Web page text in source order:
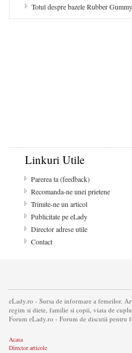
Totul despre bazele Rubber
Linkuri Utile
Parerea ta (feedback)
Recomanda-ne unei prietene
Trimite-ne un articol
Publicitate pe eLady
Director adrese utile
Contact
eLady.ro - Sursa de informare a femeilor.
regim si diete, familie si copii, viata de
Forum eLady.ro - Forum de discutii pentru
Acasa
Director articole